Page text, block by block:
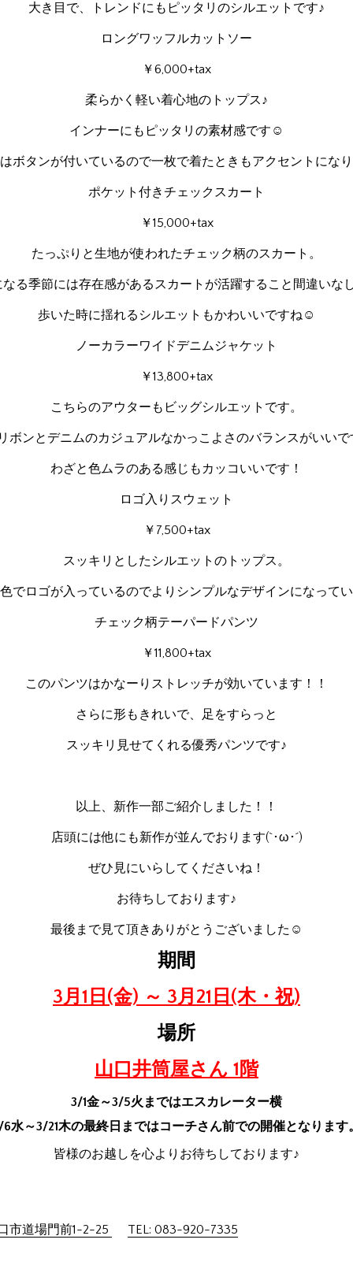
大き目で、トレンドにもピッタリのシルエットです♪
ロングワッフルカットソー
￥6,000+tax
柔らかく軽い着心地のトップス♪
インナーにもピッタリの素材感です☺
ボタンが付いているので一枚で着たときもアクセントにな
ポケット付きチェックスカート
￥15,000+tax
たっぷりと生地が使われたチェック柄のスカート。
なる季節には存在感があるスカートが活躍すること間違いな
歩いた時に揺れるシルエットもかわいいですね☺
ノーカラーワイドデニムジャケット
￥13,800+tax
こちらのアウターもビッグシルエットです。
ボンとデニムのカジュアルなかっこよさのバランスがいいで
わざと色ムラのある感じもカッコいいです！
ロゴ入りスウェット
￥7,500+tax
スッキリとしたシルエットのトップス。
でロゴが入っているのでよりシンプルなデザインになって
チェック柄テーパードパンツ
￥11,800+tax
このパンツはかなーりストレッチが効いています！！
さらに形もきれいで、足をすらっと
スッキリ見せてくれる優秀パンツです♪
以上、新作一部ご紹介しました！！
店頭には他にも新作が並んでおります(`･ω･´)
ぜひ見にいらしてくださいね！
お待ちしております♪
最後まで見て頂きありがとうございました☺
期間
3月1日(金) ～ 3月21日(木・祝)
場所
山口井筒屋さん 1階
3/1金～3/5火まではエスカレーター横
6水～3/21木の最終日まではコーチさん前での開催となります
皆様のお越しを心よりお待ちしております♪
市道場門前1-2-25 TEL: 083-920-7335